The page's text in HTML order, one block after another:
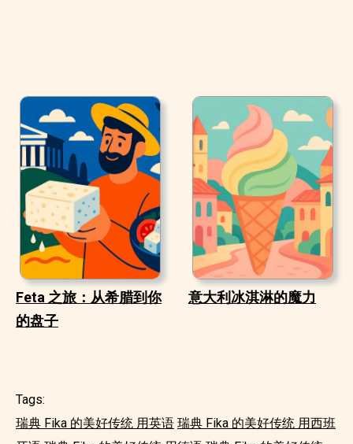
Feta 之旅：从希腊到你
的盘子
意大利冰淇淋的魔力
Tags:
瑞典 Fika 的美好传统 用英语 瑞典 Fika 的美好传统 用西班